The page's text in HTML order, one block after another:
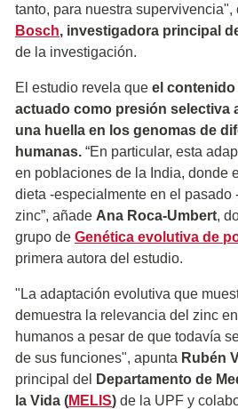
tanto, para nuestra supervivencia",
Bosch, investigadora principal
de la investigación.
El estudio revela que el contenido
actuado como presión selectiva
una huella en los genomas de
humanas. “En particular, esta
en poblaciones de la India, donde
dieta -especialmente en el pasado
zinc”, añade Ana Roca-Umbert,
grupo de Genética evolutiva de
primera autora del estudio.
"La adaptación evolutiva que
demuestra la relevancia del zinc
humanos a pesar de que todavía
de sus funciones", apunta Rubén
principal del
Departamento de
la Vida (MELIS) de la UPF y